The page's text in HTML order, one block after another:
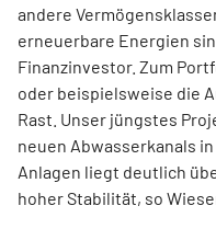
andere
erneuerbare Energien
Finanzinvestor. Zum
oder beispielsweise die
Rast. Unser jüngstes
neuen Abwasserkanals
Anlagen liegt deutlich
hoher Stabilität, so